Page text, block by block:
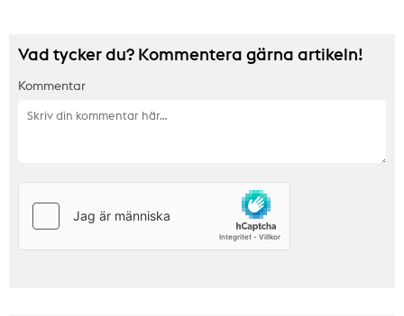
Vad tycker du? Kommentera gärna artikeln!
Kommentar